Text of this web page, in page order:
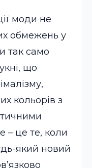
моди не
обмежень у
так само
що
кольорів з
– це те, коли
який новий